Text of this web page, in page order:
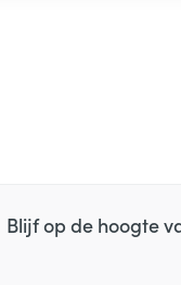
Blijf op de hoogte